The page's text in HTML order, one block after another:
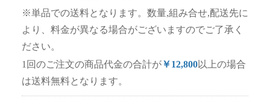
※単品での送料となります。数量,組み合せ,配送先に
より、料金が異なる場合がございますのでご了承く
ださい。
1回のご注文の商品代金の合計が￥12,800以上の場合
は送料無料となります。